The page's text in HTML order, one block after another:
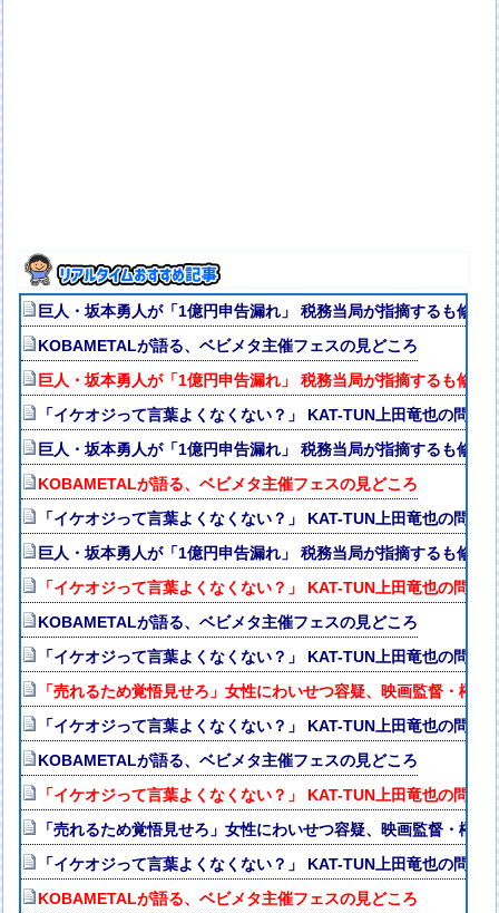
巨人・坂本勇人が「1億円申告漏れ」 税務当局が指摘するも修正
KOBAMETALが語る、ベビメタ主催フェスの見どころ
巨人・坂本勇人が「1億円申告漏れ」 税務当局が指摘するも修正
「イケオジって言葉よくなくない？」 KAT-TUN上田竜也の問
巨人・坂本勇人が「1億円申告漏れ」 税務当局が指摘するも修正
KOBAMETALが語る、ベビメタ主催フェスの見どころ
「イケオジって言葉よくなくない？」 KAT-TUN上田竜也の問
巨人・坂本勇人が「1億円申告漏れ」 税務当局が指摘するも修正
「イケオジって言葉よくなくない？」 KAT-TUN上田竜也の問
KOBAMETALが語る、ベビメタ主催フェスの見どころ
「イケオジって言葉よくなくない？」 KAT-TUN上田竜也の問
「売れるため覚悟見せろ」女性にわいせつ容疑、映画監督・榊英
「イケオジって言葉よくなくない？」 KAT-TUN上田竜也の問
KOBAMETALが語る、ベビメタ主催フェスの見どころ
「イケオジって言葉よくなくない？」 KAT-TUN上田竜也の問
「売れるため覚悟見せろ」女性にわいせつ容疑、映画監督・榊英
「イケオジって言葉よくなくない？」 KAT-TUN上田竜也の問
KOBAMETALが語る、ベビメタ主催フェスの見どころ